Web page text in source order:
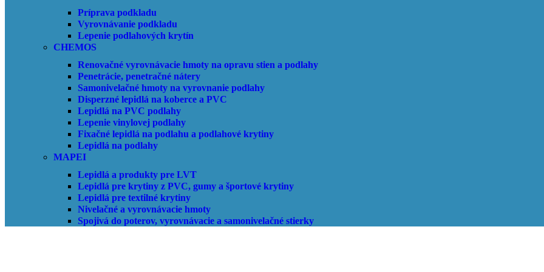
Príprava podkladu
Vyrovnávanie podkladu
Lepenie podlahových krytín
CHEMOS
Renovačné vyrovnávacie hmoty na opravu stien a podlahy
Penetrácie, penetračné nátery
Samonivelačné hmoty na vyrovnanie podlahy
Disperzné lepidlá na koberce a PVC
Lepidlá na PVC podlahy
Lepenie vinylovej podlahy
Fixačné lepidlá na podlahu a podlahové krytiny
Lepidlá na podlahy
MAPEI
Lepidlá a produkty pre LVT
Lepidlá pre krytiny z PVC, gumy a športové krytiny
Lepidlá pre textilné krytiny
Nivelačné a vyrovnávacie hmoty
Spojivá do poterov, vyrovnávacie a samonivelačné stierky